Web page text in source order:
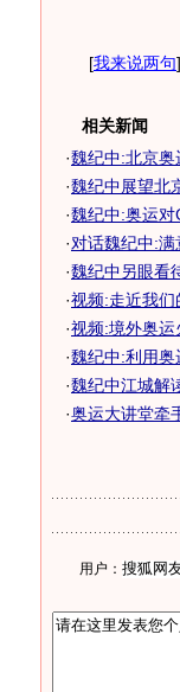
[我来说两句]
相关新闻
·魏纪中:北京
·魏纪中展望北
·魏纪中:奥运对
·对话魏纪中:
·魏纪中另眼看
·视频:走近我
·视频:境外奥
·魏纪中:利用
·魏纪中江城解
·奥运大讲堂牵
用户：